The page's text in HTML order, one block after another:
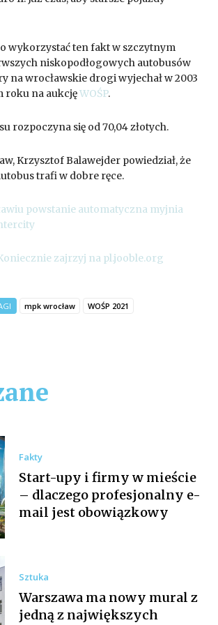
Fakty
Start-upy i firmy w mieście
– dlaczego profesjonalny e-
mail jest obowiązkowy
Sztuka
Warszawa ma nowy mural z
jedną z największych
wykorzystać ten fakt w szczytnym
niskopodłogowych autobusów
na wrocławskie drogi wyjechał w 2003
roku na aukcjęWOŚP.
rozpoczyna się od 70,04 złotych.
Krzysztof Balawejder powiedział, że
trafi w dobre ręce.
powstanie automatyczna myjnia
zajrzyj na pl.jooble.org
mpk wrocław WOŚP 2021